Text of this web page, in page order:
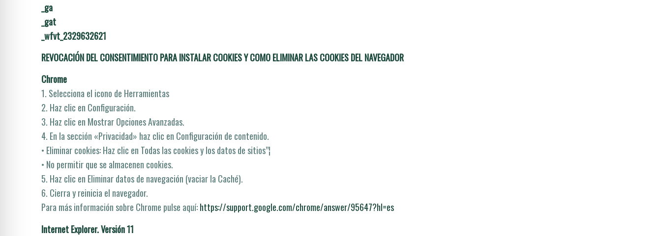
_ga
_gat
_wfvt_2329632621
REVOCACIÓN DEL CONSENTIMIENTO PARA INSTALAR COOKIES Y COMO ELIMINAR LAS COOKIES DEL NAVEGADOR
Chrome
1. Selecciona el icono de Herramientas
2. Haz clic en Configuración.
3. Haz clic en Mostrar Opciones Avanzadas.
4. En la sección «Privacidad» haz clic en Configuración de contenido.
• Eliminar cookies: Haz clic en Todas las cookies y los datos de sitios”¦
• No permitir que se almacenen cookies.
5. Haz clic en Eliminar datos de navegación (vaciar la Caché).
6. Cierra y reinicia el navegador.
Para más información sobre Chrome pulse aquí­:https://support.google.com/chrome/answer/95647?hl=es
Internet Explorer. Versión 11